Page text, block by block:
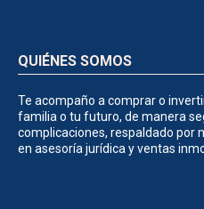
QUIÉNES SOMOS
Te acompaño a comprar o
familia o tu futuro, de manera
complicaciones, respaldado por
en asesoría jurídica y ventas